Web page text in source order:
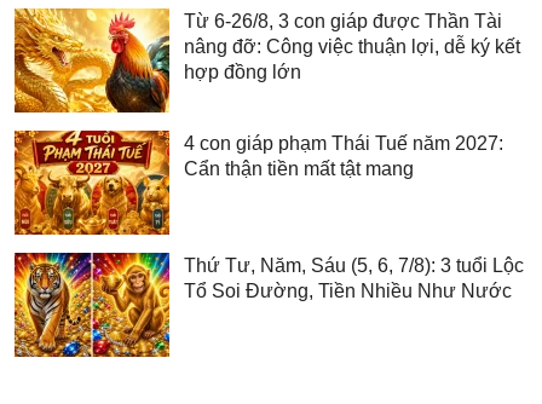
Từ 6-26/8, 3 con giáp được Thần Tài
nâng đỡ: Công việc thuận lợi, dễ ký kết
hợp đồng lớn
4 con giáp phạm Thái Tuế năm 2027:
Cẩn thận tiền mất tật mang
Thứ Tư, Năm, Sáu (5, 6, 7/8): 3 tuổi Lộc
Tổ Soi Đường, Tiền Nhiều Như Nước